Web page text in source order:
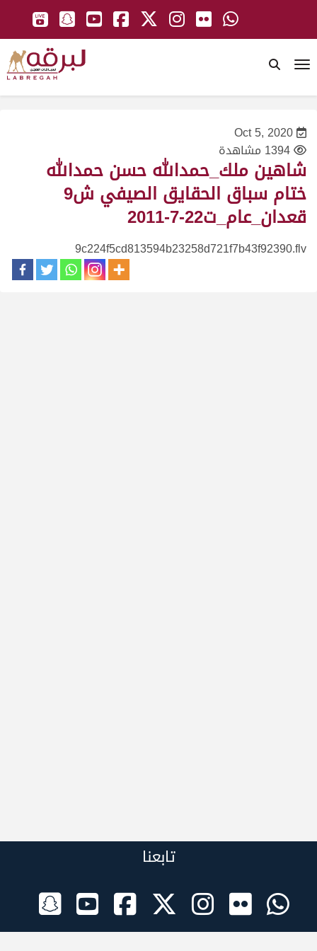
Oct 5, 2020
1394 مشاهدة
شاهين ملك_حمدالله حسن حمدالله
ختام سباق الحقايق الصيفي ش9
قعدان_عام_ت22-7-2011
9c224f5cd813594b23258d721f7b43f92390.flv
تابعنا